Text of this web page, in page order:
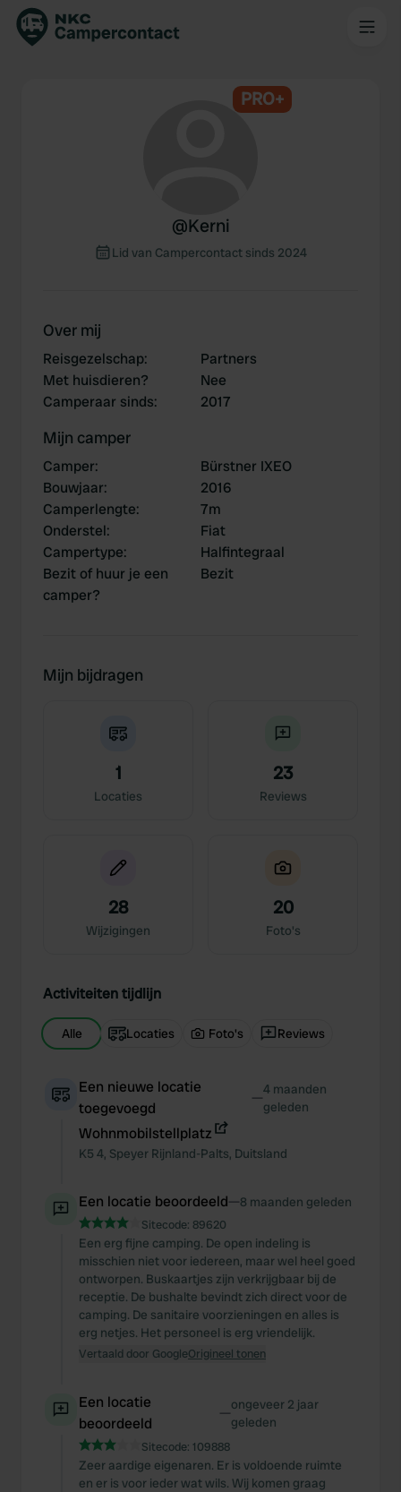
PRO+
@Kerni
Lid van Campercontact sinds 2024
Over mij
Reisgezelschap:
Partners
Met huisdieren?
Nee
Camperaar sinds: 2017
Mijn camper
Camper:
Bürstner IXEO
Bouwjaar:
2016
Camperlengte:
7m
Onderstel:
Fiat
Campertype:
Halfintegraal
Bezit of huur je een
camper?
Bezit
Mijn bijdragen
1
Locaties
23
Reviews
28
Wijzigingen
20
Foto's
Activiteiten tijdlijn
Alle Locaties Foto's Reviews
Een nieuwe locatie
toegevoegd
—4 maanden
geleden
Wohnmobilstellplatz
K5 4, Speyer Rijnland-Palts, Duitsland
Een locatie beoordeeld—8 maanden geleden
Sitecode: 89620
Een erg fijne camping. De open indeling is
misschien niet voor iedereen, maar wel heel goed
ontworpen. Buskaartjes zijn verkrijgbaar bij de
receptie. De bushalte bevindt zich direct voor de
camping. De sanitaire voorzieningen en alles is
erg netjes. Het personeel is erg vriendelijk.
Vertaald door GoogleOrigineel tonen
Een locatie
beoordeeld
—ongeveer 2 jaar
geleden
Sitecode: 109888
Zeer aardige eigenaren. Er is voldoende ruimte
en er is voor ieder wat wils. Wij komen graag